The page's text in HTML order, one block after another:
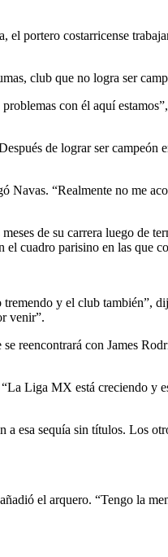
portero costarricense
club que no logra ser
con él aquí
de lograr ser
“Realmente no me
de su carrera luego de
el cuadro parisino en las que
y el club también”,
venir”.
reencontrará con James
Liga MX está creciendo y
esa sequía sin títulos. Los
el arquero. “Tengo la